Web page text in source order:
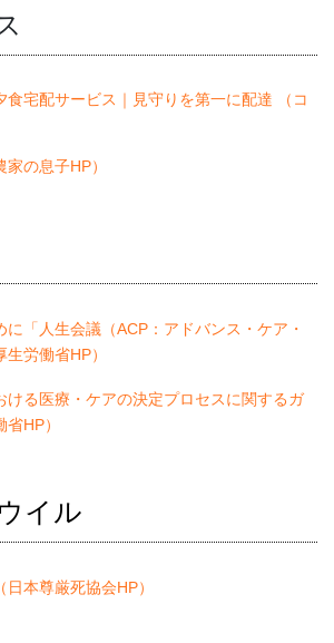
食宅配サービス｜見守りを第一に配達 （コ
の息子HP）
に「人生会議（ACP：アドバンス・ケア・
労働省HP）
ける医療・ケアの決定プロセスに関するガ
HP）
イル
本尊厳死協会HP）